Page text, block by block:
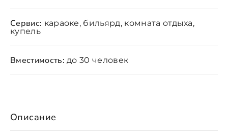
Описание
Сервис: караоке, бильярд, комната отдыха,
купель
Вместимость: до 30 человек